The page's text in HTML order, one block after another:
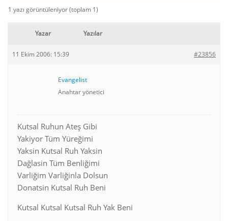
1 yazı görüntüleniyor (toplam 1)
Yazar Yazılar
11 Ekim 2006: 15:39 #23856
Evangelist
Anahtar yönetici
Kutsal Ruhun Ateş Gibi
Yakiyor Tüm Yüreğimi
Yaksin Kutsal Ruh Yaksin
Dağlasin Tüm Benliğimi
Varliğim Varliğinla Dolsun
Donatsin Kutsal Ruh Beni
Kutsal Kutsal Kutsal Ruh Yak Beni